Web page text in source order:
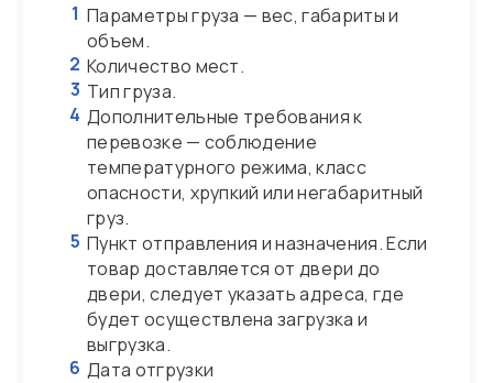
1 Параметры груза — вес, габариты и
объем.
2 Количество мест.
3 Тип груза.
4 Дополнительные требования к
перевозке — соблюдение
температурного режима, класс
опасности, хрупкий или негабаритный
груз.
5 Пункт отправления и назначения. Если
товар доставляется от двери до
двери, следует указать адреса, где
будет осуществлена загрузка и
выгрузка.
6 Дата отгрузки